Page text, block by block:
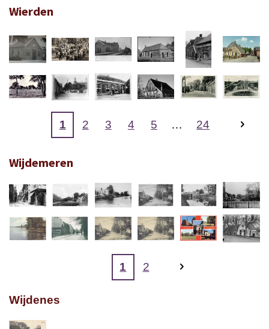
Wierden
1 2 3 4 5 24
Wijdemeren
1 2
Wijdenes